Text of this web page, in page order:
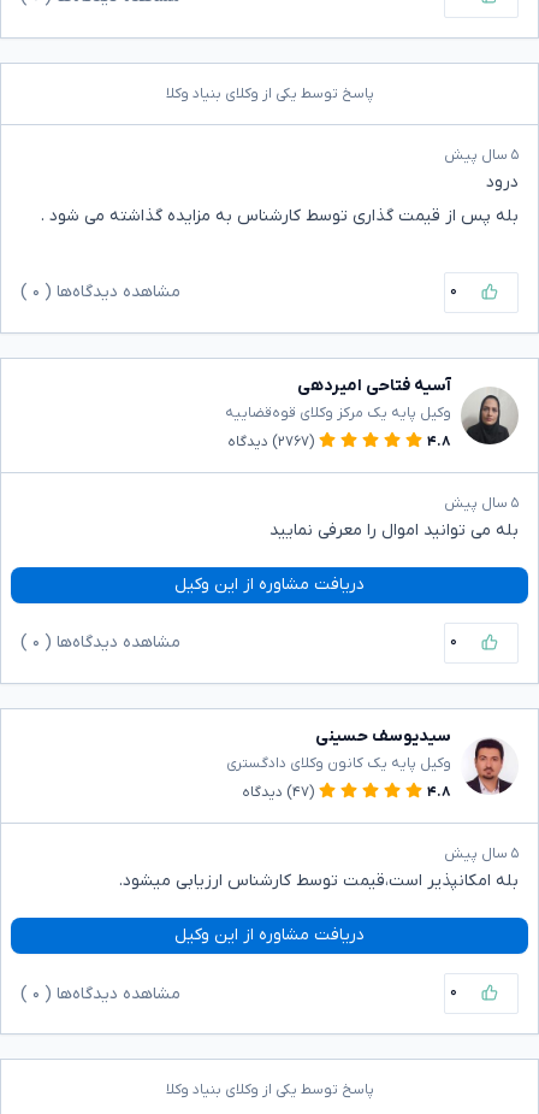
پاسخ توسط یکی از وکلای بنیاد وکلا
۵ سال پیش
درود
بله پس از قیمت گذاری توسط کارشناس به مزایده گذاشته می شود .
۰ مشاهده دیدگاه‌ها ( ۰
آسیه فتاحی امیردهی
وکیل پایه یک مرکز وکلای قوه‌قضاییه
۴.۸
(۲۷۶۷) دیدگاه
۵ سال پیش
بله می توانید اموال را معرفی نمایید
دریافت مشاوره از این وکیل
۰ مشاهده دیدگاه‌ها ( ۰
سیدیوسف حسینی
وکیل پایه یک کانون وکلای دادگستری
۴.۸
(۴۷) دیدگاه
۵ سال پیش
بله امکانپذیر است،قیمت توسط کارشناس ارزیابی میشود.
دریافت مشاوره از این وکیل
۰ مشاهده دیدگاه‌ها ( ۰
پاسخ توسط یکی از وکلای بنیاد وکلا